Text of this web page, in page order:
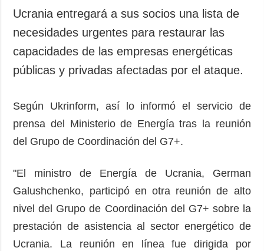
Publicaciones
Entrevistas
Fotos
Video
Banco de
imágenes
Ucrania entregará a sus socios una lista de
necesidades urgentes para restaurar las
capacidades de las empresas energéticas
públicas y privadas afectadas por el ataque.
Según Ukrinform, así lo informó el servicio de
prensa del Ministerio de Energía tras la reunión
del Grupo de Coordinación del G7+.
"El ministro de Energía de Ucrania, German
Galushchenko, participó en otra reunión de alto
nivel del Grupo de Coordinación del G7+ sobre la
prestación de asistencia al sector energético de
Ucrania. La reunión en línea fue dirigida por